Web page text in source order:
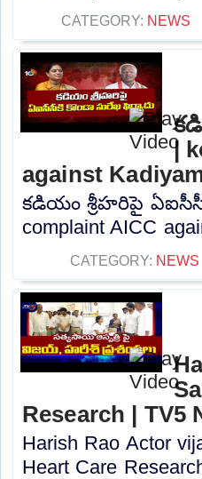
CATEGORY: NEWS
|
against
కడియం శ్రీహరిపై
complaint AICC
CATEGORY: NEWS
Research | TV5
Harish Rao Actor
Heart Care